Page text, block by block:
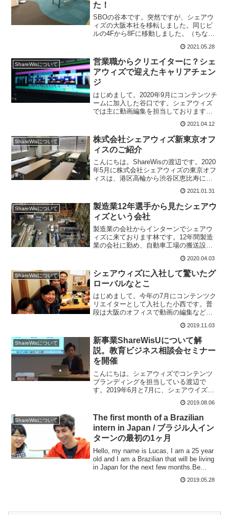
た！
SBOの谷本です。突然ですが、シェアウ
ィズの大阪本社を移転しました。同じビ
ルの4Fから8Fに移動しました。（ちなみ
モバイルの電波が強くなり、楽天モバイ
ルユーザーのメンバーが喜んでます）面
積は約2倍になり...
2021.05.28
ShareWisについて
営業職からクリエイターに？シェ
アウィズで迎えたキャリアチェン
ジ
はじめまして。2020年9月にコンテンツチ
ームに加入した谷口です。シェアウィズ
では主に動画編集を担当しております。
した。ですので、ITや教育業界には縁が
なく、動画編集ソフトもまったく触った
こともない、正真...
2021.04.12
ShareWisについて
株式会社シェアウィズ新東京オフ
ィスのご紹介
こんにちは。ShareWisの渡辺です。2020
年5月に株式会社シェアウィズの東京オフ
ィスは、港区高輪から渋谷区恵比寿に移
スについて紹介します。恵比寿にある新
オフィス新しいオフィスは、JR恵比寿駅
から南の...
2021.01.31
ShareWisについて
製造業12年選手から見たシェアウ
ィズという会社
製造業の会社からインターンでシェアウ
ィズに来ております林です。12年間製造
業の会社に勤め、自動車工場の搬送設備
と3年間新規事業の業務に携わっていま
す。シェアウィズでは、主に新サービス
の販路開拓の業務を行っ...
2020.04.03
ShareWisについて
シェアウィズに入社して驚いたグ
ローバルなとこ
はじめまして。今年の7月にコンテンツク
リエイターとして入社した小西です。普
段は大阪のオフィスで動画の編集などを
て、動画講座の撮影に取り組んだり、刺
激的な毎日を送っています。この記事で
は、私がシェアウィズに...
2019.11.03
ShareWisについて
新事業ShareWisUについて解
説。教育ビジネス相談会セミナー
を開催
こんにちは。シェアウィズでコンテンツ
ブランディングを担当している渡辺で
す。2019年6月と7月に、シェアウイズ東
ているShareWisUのセミナーを開催しま
した。会員を保有する企業、研修提供会
社、講師の皆...
2019.08.06
ShareWisについて
The first month of a Brazilian
intern in Japan / ブラジル人イン
ターンの最初の1ヶ月
Hello, my name is Lucas, I am a 25 year
old and I am a Brazilian that will be living
in Japan for the next few months.Be...
2019.05.28